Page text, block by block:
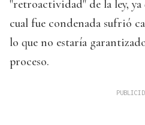
"retroactividad" de la ley,
cual fue condenada sufrió
lo que no estaría
proceso.